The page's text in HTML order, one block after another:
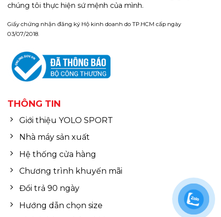
chúng tôi thực hiện sứ mệnh của mình.
Giấy chứng nhận đăng ký Hộ kinh doanh do TP.HCM cấp ngày
03/07/2018.
THÔNG TIN
Giới thiệu YOLO SPORT
Nhà máy sản xuất
Hệ thống cửa hàng
Chương trình khuyến mãi
Đổi trả 90 ngày
Hướng dẫn chọn size